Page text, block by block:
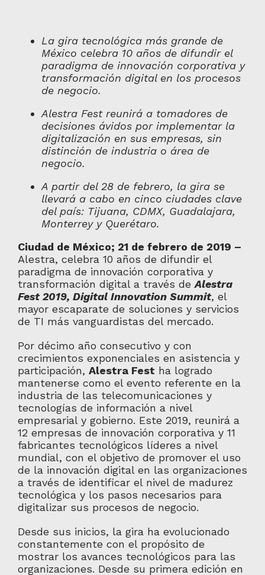
La gira tecnológica más grande de
México celebra 10 años de difundir el
paradigma de innovación corporativa y
transformación digital en los procesos
de negocio.
Alestra Fest reunirá a tomadores de
decisiones ávidos por implementar la
digitalización en sus empresas, sin
distinción de industria o área de
negocio.
A partir del 28 de febrero, la gira se
llevará a cabo en cinco ciudades clave
del país: Tijuana, CDMX, Guadalajara,
Monterrey y Querétaro.
Ciudad de México; 21 de febrero de 2019 –
Alestra, celebra 10 años de difundir el
paradigma de innovación corporativa y
transformación digital a través deAlestra
Fest 2019, Digital Innovation Summit, el
mayor escaparate de soluciones y servicios
de TI más vanguardistas del mercado.
Por décimo año consecutivo y con
crecimientos exponenciales en asistencia y
participación, Alestra Fest ha logrado
mantenerse como el evento referente en la
industria de las telecomunicaciones y
tecnologías de información a nivel
empresarial y gobierno. Este 2019, reunirá a
12 empresas de innovación corporativa y 11
fabricantes tecnológicos líderes a nivel
mundial, con el objetivo de promover el uso
de la innovación digital en las organizaciones
a través de identificar el nivel de madurez
tecnológica y los pasos necesarios para
digitalizar sus procesos de negocio.
Desde sus inicios, la gira ha evolucionado
constantemente con el propósito de
mostrar los avances tecnológicos para las
organizaciones. Desde su primera edición en